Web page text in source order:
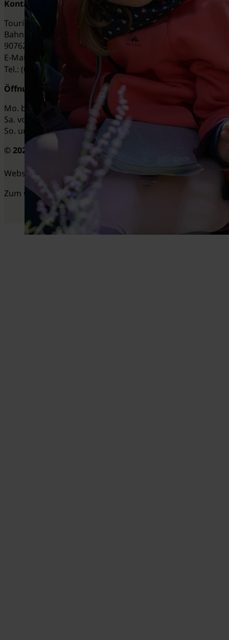
Kontakt
Tourist-Information Fürth
Bahnhofplatz 9
90762 Fürth, Deutschland
E-Mail:
tourist-info@fuerth.de
Tel.: (0911) 974 3500
Öffnungszeiten
Mo. bis Fr. von 9 bis 17 Uhr
Sa. von 9 bis 13 Uhr
So. und Feiertage: geschlossen
© 2025 · Alle Rechte vorbehalten
Website-Template von toujou.de
Zum Glück gibt's Fürth